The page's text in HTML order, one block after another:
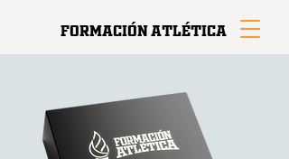
Formación Atlética